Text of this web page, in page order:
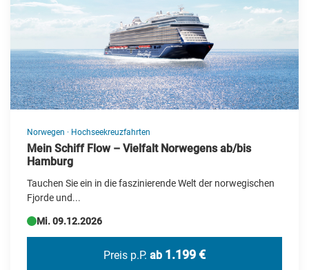
Silvesterreisen
Städte-/Musikreisen
Weihnachtsreisen
Zielgebiet
Albanien
Barbados
Belgien
Norwegen · Hochseekreuzfahrten
Mein Schiff Flow – Vielfalt Norwegens ab/bis
Hamburg
Tauchen Sie ein in die faszinierende Welt der norwegischen
Fjorde und...
Mi. 09.12.2026
Preis p.P. ab 1.199 €